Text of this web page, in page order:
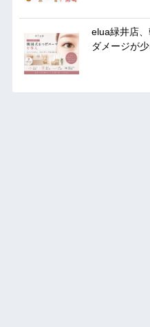
elua緑井店
ダメージが